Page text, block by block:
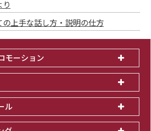
り
の上手な話し方・説明の仕方
モーション
ル